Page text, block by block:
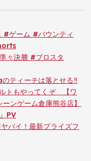
#ゲーム #バウンティ
々決勝 #ブロスタ
ティーチは落とせる‼︎
トもやってくぞ 【ワ
ンゲーム倉庫熊谷店】
PV
バイ！最新プライズフ